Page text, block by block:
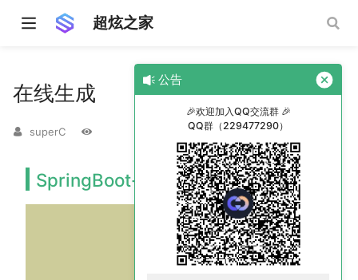
超炫之家
在线生成
superC
SpringBoot-Banner生成 (opens new
公告
🎉欢迎加入QQ交流群 🎉
QQ群（229477290）